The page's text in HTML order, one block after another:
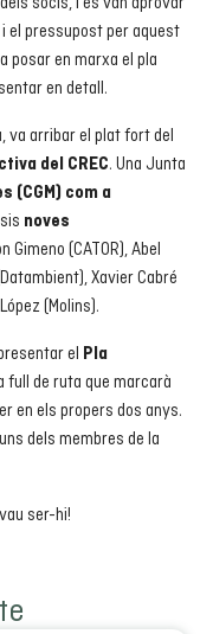
el pressupost per aquest
posar en marxa el pla
en detall.
va arribar el plat fort del
del CREC. Una Junta
(CGM) com a
noves
Gimeno (CATOR), Abel
Xavier Cabré
(Molins).
el Pla
full de ruta que marcarà
en els propers dos anys.
dels membres de la
ser-hi!